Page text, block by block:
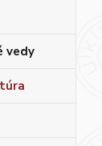
vedy